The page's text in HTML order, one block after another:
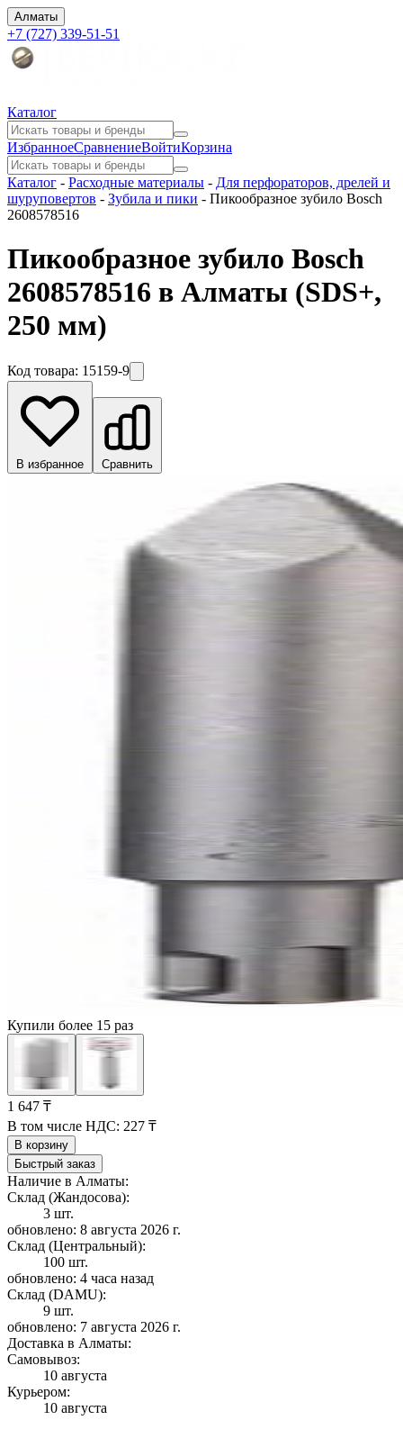
Алматы
+7 (727) 339-51-51
Каталог
ИзбранноеСравнениеВойтиКорзина
Каталог - Расходные материалы - Для перфораторов, дрелей и
шуруповертов - Зубила и пики - Пикообразное зубило Bosch
2608578516
Пикообразное зубило Bosch
2608578516 в Алматы (SDS+,
250 мм)
Код товара: 15159-9
В избранное Сравнить
Купили более 15 раз
1 647 ₸
В том числе НДС: 227 ₸
В корзину
Быстрый заказ
Наличие в Алматы:
Склад (Жандосова):
3 шт.
обновлено: 8 августа 2026 г.
Склад (Центральный):
100 шт.
обновлено: 4 часа назад
Склад (DAMU):
9 шт.
обновлено: 7 августа 2026 г.
Доставка в Алматы:
Самовывоз:
10 августа
Курьером:
10 августа